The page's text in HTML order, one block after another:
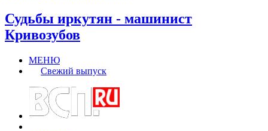
Судьбы иркутян - машинист
Кривозубов
МЕНЮ
Свежий выпуск